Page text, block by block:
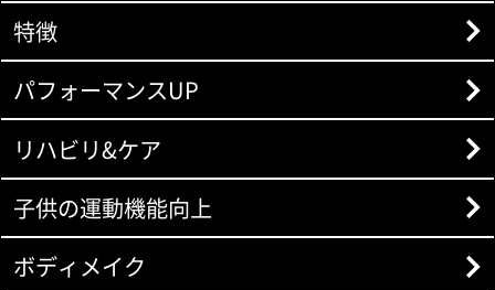
特徴
パフォーマンスUP
リハビリ&ケア
子供の運動機能向上
ボディメイク